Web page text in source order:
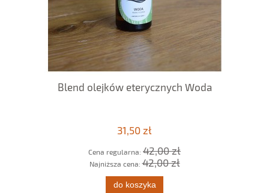
Blend olejków eterycznych Woda
31,50 zł
Cena regularna: 42,00 zł
Najniższa cena:42,00 zł
do koszyka